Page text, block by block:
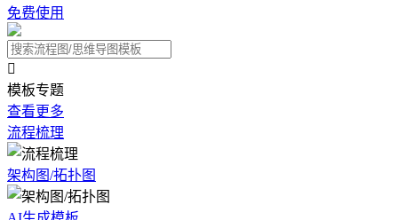
免费使用

模板专题
查看更多
流程梳理
架构图/拓扑图